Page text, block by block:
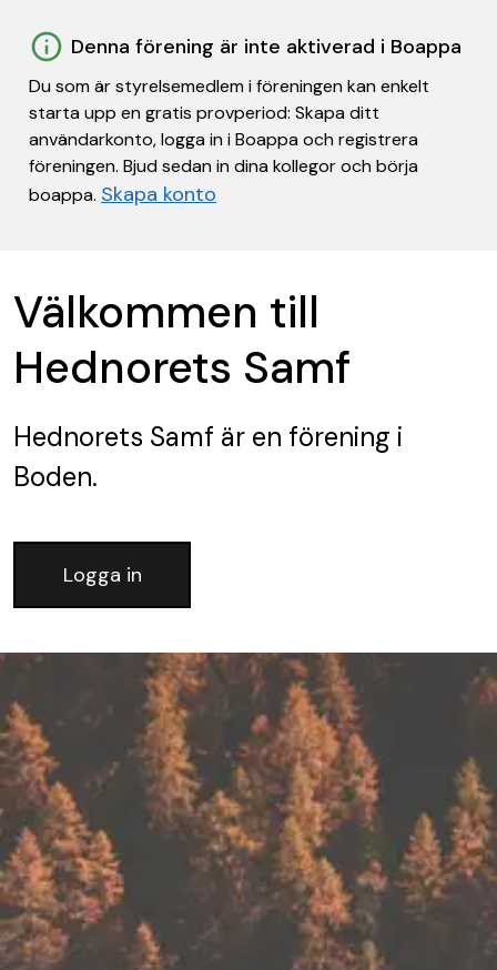
Denna förening är inte aktiverad i Boappa
Du som är styrelsemedlem i föreningen kan enkelt
starta upp en gratis provperiod: Skapa ditt
användarkonto, logga in i Boappa och registrera
föreningen. Bjud sedan in dina kollegor och börja
boappa. Skapa konto
Välkommen till
Hednorets Samf
Hednorets Samf är en förening i
Boden.
Logga in